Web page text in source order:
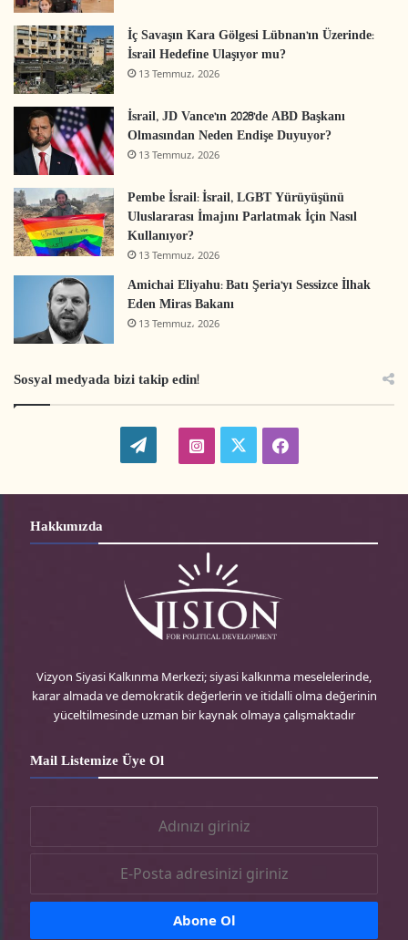
İç Savaşın Kara Gölgesi Lübnan’ın Üzerinde:
İsrail Hedefine Ulaşıyor mu?
13 Temmuz، 2026
İsrail, JD Vance’ın 2028’de ABD Başkanı
Olmasından Neden Endişe Duyuyor?
13 Temmuz، 2026
Pembe İsrail: İsrail, LGBT Yürüyüşünü
Uluslararası İmajını Parlatmak İçin Nasıl
Kullanıyor?
13 Temmuz، 2026
Amichai Eliyahu: Batı Şeria’yı Sessizce İlhak
Eden Miras Bakanı
13 Temmuz، 2026
Sosyal medyada bizi takip edin!
P
r
s
t
a
g
a
-
t
e
-
r
k
t
Hakkımızda
Vizyon Siyasi Kalkınma Merkezi; siyasi kalkınma meselelerinde,
karar almada ve demokratik değerlerin ve itidalli olma değerinin
yüceltilmesinde uzman bir kaynak olmaya çalışmaktadır
Mail Listemize Üye Ol